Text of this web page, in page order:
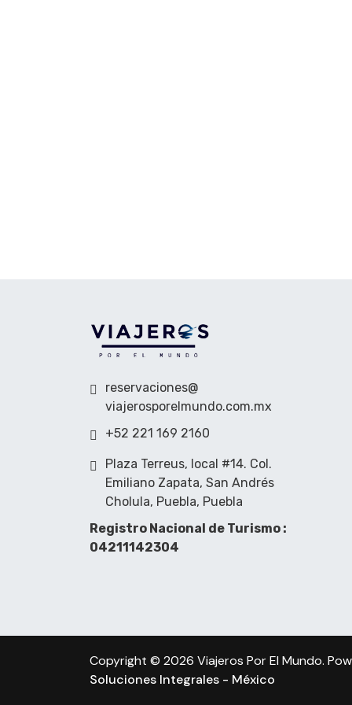
reservaciones@
viajerosporelmundo.com.mx
+52 221 169 2160
Plaza Terreus, local #14. Col.
Emiliano Zapata, San Andrés
Cholula, Puebla, Puebla
Registro Nacional de Turismo :
04211142304
Copyright © 2026 Viajeros Por El Mundo.
Soluciones Integrales - México